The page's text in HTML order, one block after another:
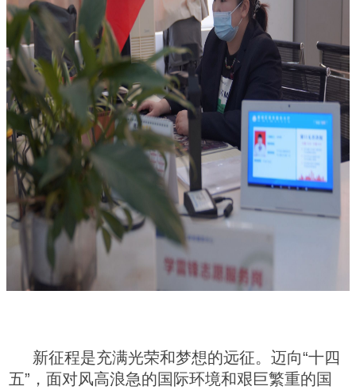
新征程是充满光荣和梦想的远征。迈向“十四
五”，面对风高浪急的国际环境和艰巨繁重的国